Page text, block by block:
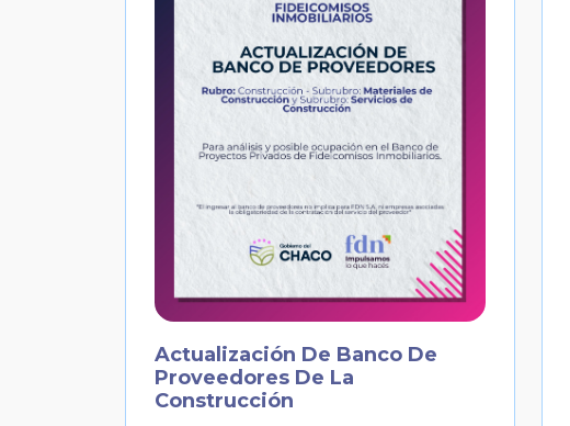
Actualización De Banco De
Proveedores De La
Construcción